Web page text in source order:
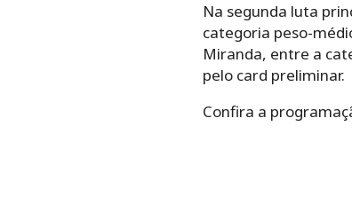
Na segunda luta
categoria peso-
Miranda, entre a
pelo card preliminar.
Confira a